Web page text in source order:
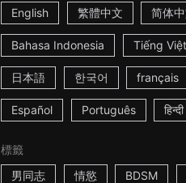
English 繁體中文 简体
Bahasa Indonesia Tiếng Việt
日本語 한국어 français
Español Português हिन्दी
標籤
男同志
情慾 BDSM